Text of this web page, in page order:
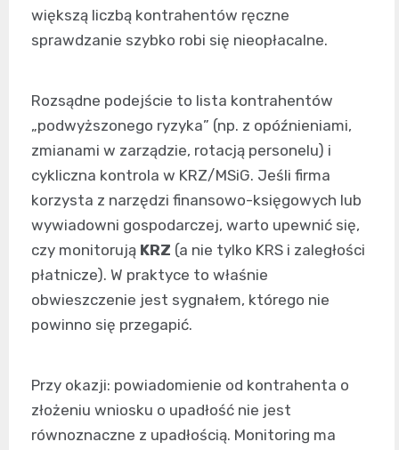
większą liczbą kontrahentów ręczne
sprawdzanie szybko robi się nieopłacalne.
Rozsądne podejście to lista kontrahentów
„podwyższonego ryzyka” (np. z opóźnieniami,
zmianami w zarządzie, rotacją personelu) i
cykliczna kontrola w KRZ/MSiG. Jeśli firma
korzysta z narzędzi finansowo-księgowych lub
wywiadowni gospodarczej, warto upewnić się,
czy monitorują KRZ (a nie tylko KRS i zaległości
płatnicze). W praktyce to właśnie
obwieszczenie jest sygnałem, którego nie
powinno się przegapić.
Przy okazji: powiadomienie od kontrahenta o
złożeniu wniosku o upadłość nie jest
równoznaczne z upadłością. Monitoring ma